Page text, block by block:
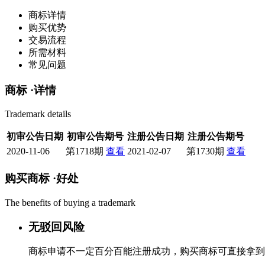
商标详情
购买优势
交易流程
所需材料
常见问题
商标 ·详情
Trademark details
初审公告日期 初审公告期号 注册公告日期 注册公告期号
2020-11-06
第1718期 查看 2021-02-07 第1730期 查看
购买商标 ·好处
The benefits of buying a trademark
无驳回风险
商标申请不一定百分百能注册成功，购买商标可直接拿